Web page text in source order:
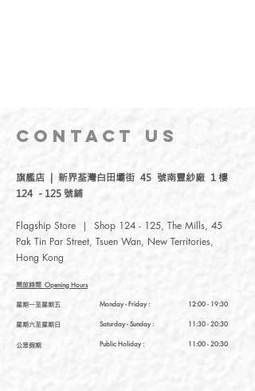
CONTACT US
旗艦店 | 新界荃灣白田壩街 45 號南豐紗廠 1 樓
124 - 125 號鋪
Flagship Store | Shop 124 - 125, The Mills, 45
Pak Tin Par Street, Tsuen Wan, New Territories,
Hong Kong
開放時間 Opening Hours
星期一至星期五
星期六至星期日
公眾假期
12:00 - 19:30
11:30 - 20:30
11:00 - 20:30
Monday - Friday :
Saturday- Sunday :
Public Holiday :